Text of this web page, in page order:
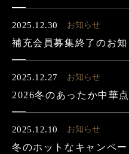
2025.12.30 お知らせ
補充会員募集終了のお知
2025.12.27 お知らせ
2026冬のあったか中華
2025.12.10 お知らせ
冬のホットなキャンペー